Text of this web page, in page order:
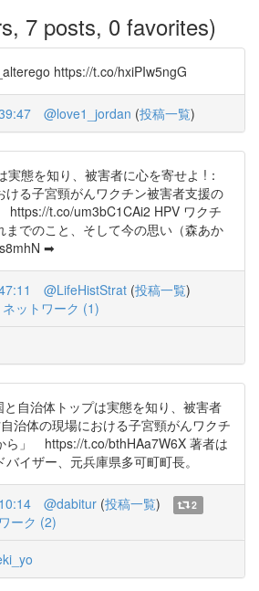
7 posts, 0 favorites)
https://t.co/hxiPIw5ngG
@love1_jordan (投稿一覧)
態を知り、被害者に心を寄せよ !：
ける子宮頸がんワクチン被害者支援の
https://t.co/um3bC1CAi2 HPV ワクチ
までのこと、そして今の思い（森あか
➡
@LifeHistStrat (投稿一覧)
ットワーク (1)
自治体トップは実態を知り、被害者
治体の現場における子宮頸がんワクチ
ら」 https://t.co/bthHAa7W6X 著者は
イザー、元兵庫県多可町町長。
@dabitur (投稿一覧) 2
ーク (2)